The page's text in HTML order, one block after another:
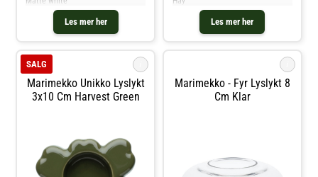
Les mer her Les mer her
Marimekko Unikko Lyslykt
3x10 Cm Harvest Green
SALG
Marimekko - Fyr Lyslykt 8
Cm Klar